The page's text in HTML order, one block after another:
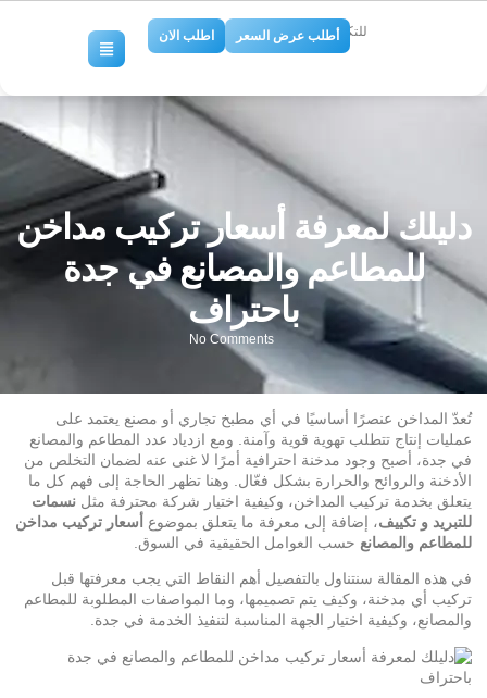
للتكييف والتبريد
أطلب عرض السعر اطلب الان
دليلك لمعرفة أسعار تركيب مداخن
للمطاعم والمصانع في جدة
باحتراف
No Comments
تُعدّ المداخن عنصرًا أساسيًا في أي مطبخ تجاري أو مصنع يعتمد على
عمليات إنتاج تتطلب تهوية قوية وآمنة. ومع ازدياد عدد المطاعم والمصانع
في جدة، أصبح وجود مدخنة احترافية أمرًا لا غنى عنه لضمان التخلص من
الأدخنة والروائح والحرارة بشكل فعّال. وهنا تظهر الحاجة إلى فهم كل ما
يتعلق بخدمة تركيب المداخن، وكيفية اختيار شركة محترفة مثل نسمات
للتبريد و تكييف، إضافة إلى معرفة ما يتعلق بموضوع
أسعار تركيب مداخن
للمطاعم والمصانع حسب العوامل الحقيقية في السوق.
في هذه المقالة سنتناول بالتفصيل أهم النقاط التي يجب معرفتها قبل
تركيب أي مدخنة، وكيف يتم تصميمها، وما المواصفات المطلوبة للمطاعم
والمصانع، وكيفية اختيار الجهة المناسبة لتنفيذ الخدمة في جدة.